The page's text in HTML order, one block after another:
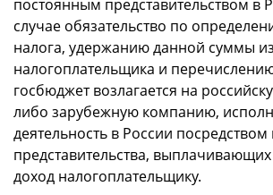
постоянным представительством в
случае обязательство по
налога, удержанию данной суммы
налогоплательщика и
госбюджет возлагается на
либо зарубежную компанию,
деятельность в России
представительства,
доход налогоплательщику.